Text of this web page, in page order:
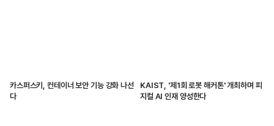
카스퍼스키, 컨테이너 보안 기능 강화 나선
다
KAIST, '제1회 로봇 해커톤' 개최하며 피
지컬 AI 인재 양성한다